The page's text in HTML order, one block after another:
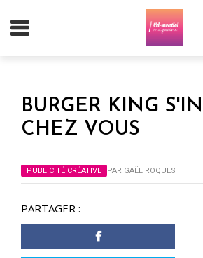
BURGER KING
CHEZ VOUS
PUBLICITÉ CRÉATIVE PAR GAËL ROQUES
PARTAGER :